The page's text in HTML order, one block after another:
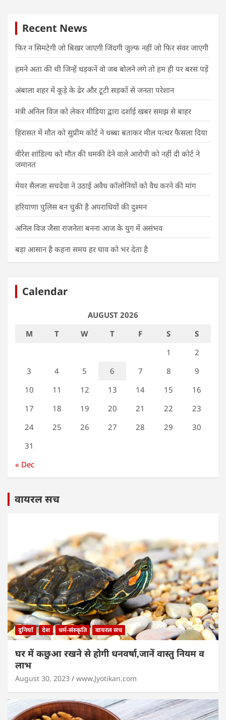
Recent News
फिर न सिमटेगी जो बिखर जाएगी जिंदगी जुल्फ नहीं जो फिर संवर जाएगी
हमने अता की थी जिन्हें धड़कनें वो जब बोलने लगे तो हम ही पर बरस पड़ें
अंबाला शहर में कूड़े के ढेर और टूटी सड़कों से जनता परेशान
मंत्री अनिल विज को लेकर मीडिया द्वारा दर्शाई खबर समझ से बाहर
हिरासत में मौत को सुप्रीम कोर्ट ने धब्बा बताकर मील पत्थर फैसला दिया
वीरेश शांडिल्य को मौत की धमकी देने वाले आरोपी को नहीं दी कोर्ट ने
जमानत
मेयर सैलजा सचदेवा ने उठाई अवैध कॉलोनियों को वैध करने की मांग
हरियाणा पुलिस बन चुकी है अपराधियों की दुश्मन
अनिल विज जैसा राजनेता बनना आज के युग में असंभव
बड़ा आसान है कहना समय हर घाव को भर देता है
Calendar
AUGUST 2026
M
T W T F S
S
1
2
3
4 5 6 7 8
9
10
11 12 13 14 15
16
17
18 19 20 21 22
23
24
25 26 27 28 29
30
31
« Dec
वायरल सच
दुनियाँ देश धर्म-संस्कृति वायरल सच
घर में कछुआ रखने से होगी धनवर्षा,जानें वास्तु नियम व
लाभ
August 30, 2023 www.Jyotikan.com